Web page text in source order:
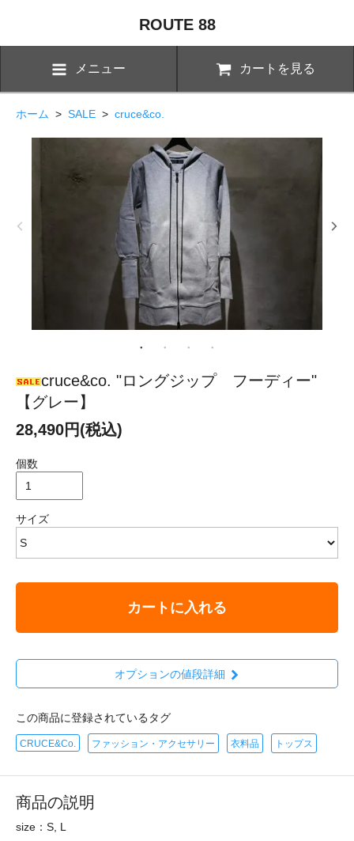
ROUTE 88
メニュー カートを見る
ホーム > SALE > cruce&co.
cruce&co. "ロングジップ フーディー"
【グレー】
28,490円(税込)
個数
サイズ
カートに入れる
オプションの値段詳細
この商品に登録されているタグ
CRUCE&Co. ファッション・アクセサリー 衣料品 トップス
商品の説明
size：S, L